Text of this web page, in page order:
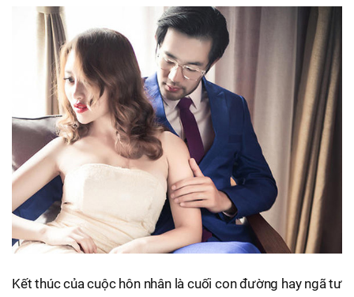
Kết thúc của cuộc hôn nhân là cuối con đường hay ngã tư